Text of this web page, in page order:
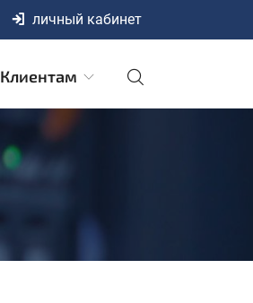
личный кабинет
Клиентам